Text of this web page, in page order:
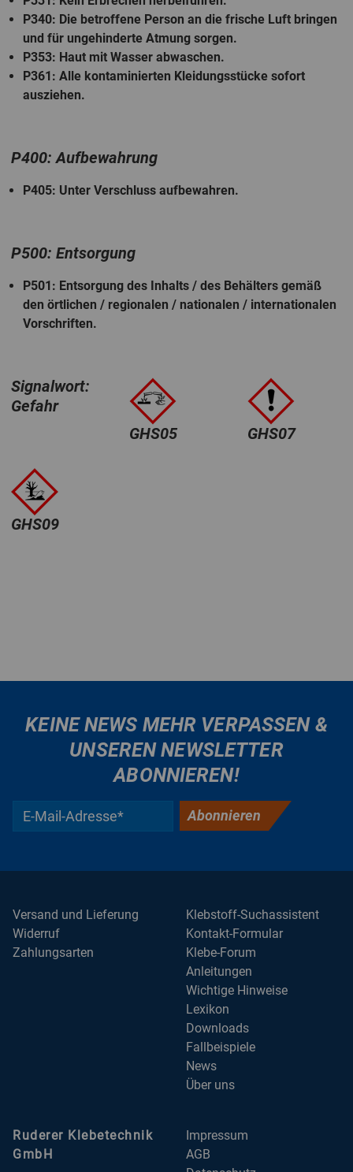
P340: Die betroffene Person an die frische Luft bringen
und für ungehinderte Atmung sorgen.
P353: Haut mit Wasser abwaschen.
P361: Alle kontaminierten Kleidungsstücke sofort
ausziehen.
P400: Aufbewahrung
P405: Unter Verschluss aufbewahren.
P500: Entsorgung
P501: Entsorgung des Inhalts / des Behälters gemäß
den örtlichen / regionalen / nationalen / internationalen
Vorschriften.
Signalwort:
Gefahr
GHS05
GHS07
GHS09
KEINE NEWS MEHR VERPASSEN &
UNSEREN NEWSLETTER
ABONNIEREN!
Abonnieren
Klebstoff-Suchassistent
Kontakt-Formular
Klebe-Forum
Anleitungen
Wichtige Hinweise
Lexikon
Downloads
Fallbeispiele
News
Über uns
Versand und Lieferung
Widerruf
Zahlungsarten
Ruderer Klebetechnik
GmbH
Impressum
AGB